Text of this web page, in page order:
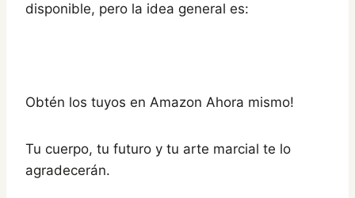
disponible, pero la idea general es:
Obtén los tuyos en Amazon Ahora mismo!
Tu cuerpo, tu futuro y tu arte marcial te lo
agradecerán.